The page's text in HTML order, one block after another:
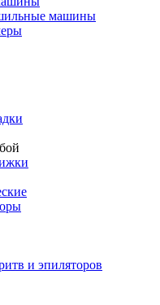
машины
и эпиляторов